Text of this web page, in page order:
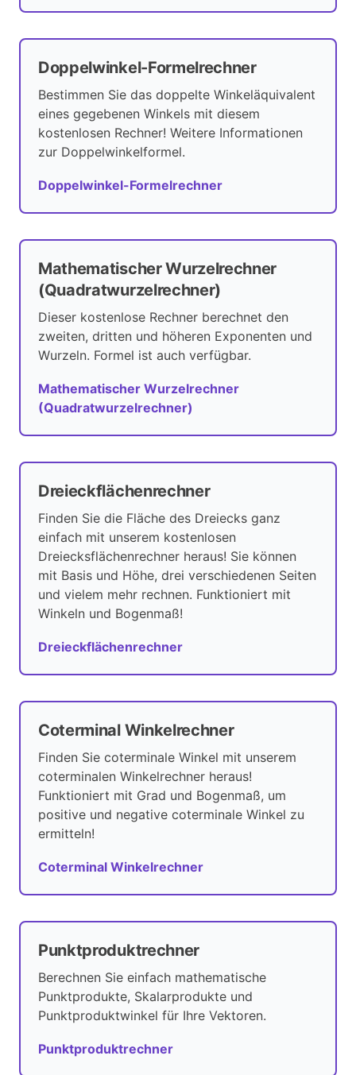
Doppelwinkel-Formelrechner
Bestimmen Sie das doppelte Winkeläquivalent
eines gegebenen Winkels mit diesem
kostenlosen Rechner! Weitere Informationen
zur Doppelwinkelformel.
Doppelwinkel-Formelrechner
Mathematischer Wurzelrechner
(Quadratwurzelrechner)
Dieser kostenlose Rechner berechnet den
zweiten, dritten und höheren Exponenten und
Wurzeln. Formel ist auch verfügbar.
Mathematischer Wurzelrechner
(Quadratwurzelrechner)
Dreieckflächenrechner
Finden Sie die Fläche des Dreiecks ganz
einfach mit unserem kostenlosen
Dreiecksflächenrechner heraus! Sie können
mit Basis und Höhe, drei verschiedenen Seiten
und vielem mehr rechnen. Funktioniert mit
Winkeln und Bogenmaß!
Dreieckflächenrechner
Coterminal Winkelrechner
Finden Sie coterminale Winkel mit unserem
coterminalen Winkelrechner heraus!
Funktioniert mit Grad und Bogenmaß, um
positive und negative coterminale Winkel zu
ermitteln!
Coterminal Winkelrechner
Punktproduktrechner
Berechnen Sie einfach mathematische
Punktprodukte, Skalarprodukte und
Punktproduktwinkel für Ihre Vektoren.
Punktproduktrechner